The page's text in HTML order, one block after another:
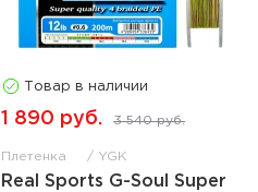
Товар в наличии
1 890 руб. 3 540 руб.
Плетенка YGK
Real Sports G-Soul Super